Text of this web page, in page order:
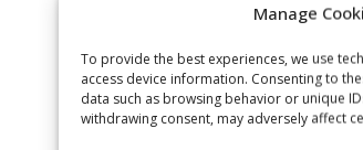
Manage
To provide the best experiences, we use
access device information. Consenting to
data such as browsing behavior or unique
withdrawing consent, may adversely affect
I posti
NECESSARIA LA